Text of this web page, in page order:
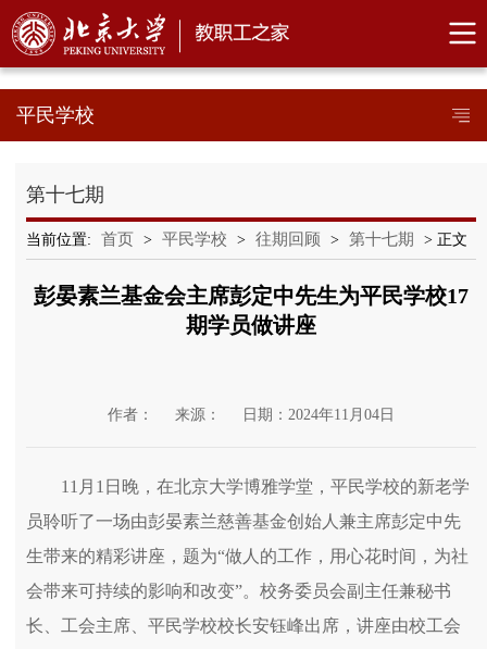
平民学校
第十七期
当前位置: 首页 > 平民学校 > 往期回顾 > 第十七期 > 正文
彭晏素兰基金会主席彭定中先生为平民学校17
期学员做讲座
作者： 来源： 日期：2024年11月04日
11月1日晚，在北京大学博雅学堂，平民学校的新老学
员聆听了一场由彭晏素兰慈善基金创始人兼主席彭定中先
生带来的精彩讲座，题为“做人的工作，用心花时间，为社
会带来可持续的影响和改变”。校务委员会副主任兼秘书
长、工会主席、平民学校校长安钰峰出席，讲座由校工会